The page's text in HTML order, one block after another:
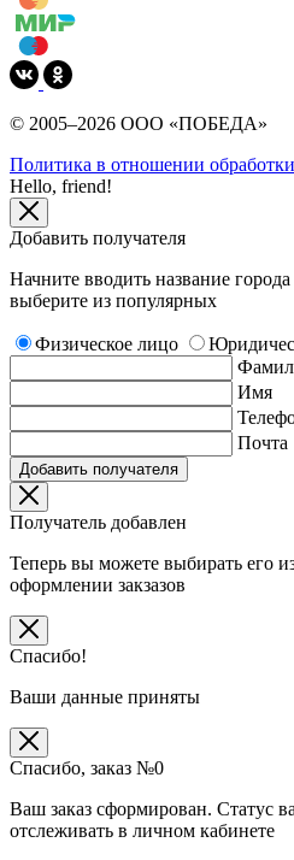
© 2005–2026 ООО «ПОБЕДА»
Политика в отношении
Hello, friend!
Добавить получателя
Начните вводить название города
выберите из популярных
Физическое лицо
Имя
Почта
Добавить получателя
Получатель добавлен
Теперь вы можете выбирать его
оформлении закзазов
Спасибо!
Ваши данные приняты
Спасибо, заказ №0
Ваш заказ сформирован. Статус
отслеживать в личном кабинете